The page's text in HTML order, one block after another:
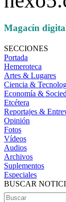
Magacín
SECCIONES
Portada
Hemeroteca
Artes & Lugares
Ciencia &
Economía &
Etcétera
Reportajes &
Opinión
Fotos
Vídeos
Audios
Archivos
Suplementos
Especiales
BUSCAR